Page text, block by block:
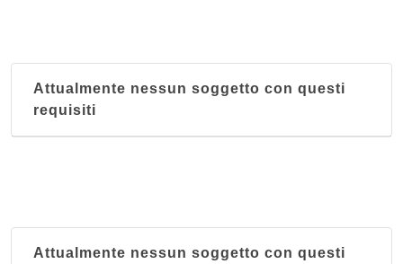
Attualmente nessun soggetto con questi
requisiti
Attualmente nessun soggetto con questi